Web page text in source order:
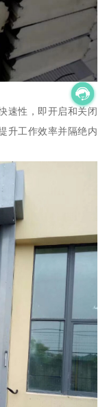
速性，即开启和关闭
升工作效率并隔绝内